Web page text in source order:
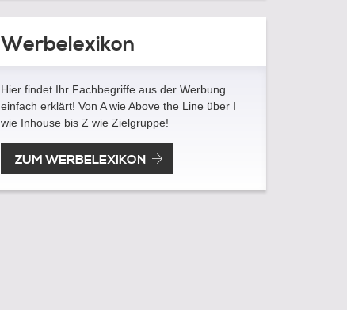
Werbelexikon
Hier findet Ihr Fachbegriffe aus der Werbung
einfach erklärt! Von A wie Above the Line über I
wie Inhouse bis Z wie Zielgruppe!
ZUM WERBELEXIKON